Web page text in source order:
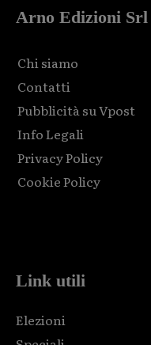
Arno Edizioni Srl
Chi siamo
Contatti
Pubblicità su Vpost
Info Legali
Privacy Policy
Cookie Policy
Link utili
Elezioni